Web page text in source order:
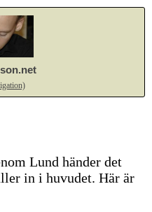
Lund händer det
in i huvudet. Här är